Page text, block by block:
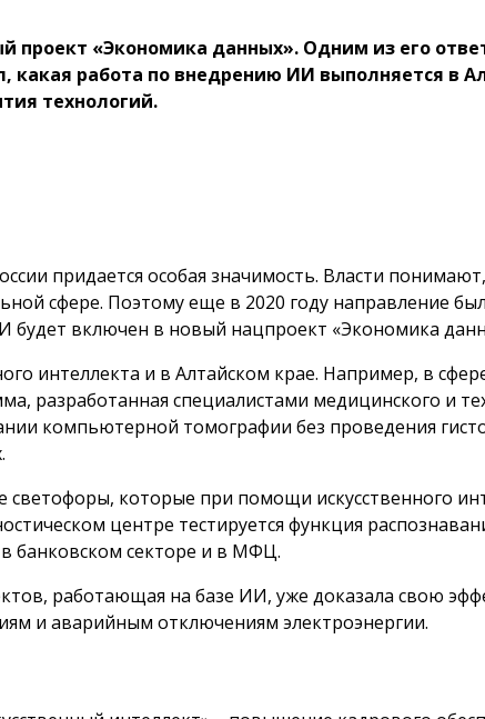
проект «Экономика данных». Одним из его
работа по внедрению ИИ выполняется в
технологий.
придается особая значимость. Власти
сфере. Поэтому еще в 2020 году направление
будет включен в новый нац­проект «Экономика
интеллекта и в Алтайском крае. Например, в
разработанная специалистами медицинского и
компьютерной томографии без проведения
которые при помощи искусственного
центре тестируется функция
банковском секторе и в МФЦ.
работающая на базе ИИ, уже доказала свою
и аварийным отключениям электроэнергии.